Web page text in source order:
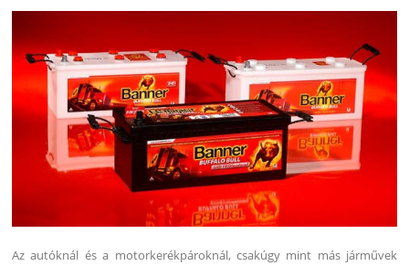
Az autóknál és a motorkerékpároknál, csakúgy mint más járművek